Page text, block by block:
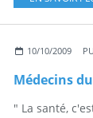
10/10/2009
" La santé,